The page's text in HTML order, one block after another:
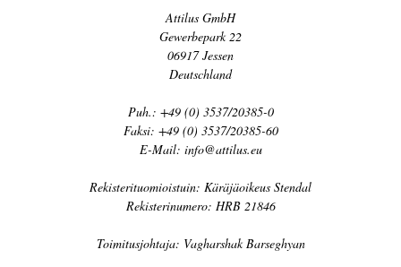
Tuotteemme
Laatutakuu
Kestävä kehitys
UUTISIA
TUTUSTU
Kaviaarin historia
Maisteluopas
Kaviaarin luokittelu
Attilus GmbH
Gewerbepark 22
06917 Jessen
Deutschland
Puh.: +49 (0) 3537/20385-0
Faksi: +49 (0) 3537/20385-60
E-Mail: info@attilus.eu
Rekisterituomioistuin: Käräjäoikeus Stendal
Rekisterinumero: HRB 21846
Toimitusjohtaja: Vagharshak Barseghyan